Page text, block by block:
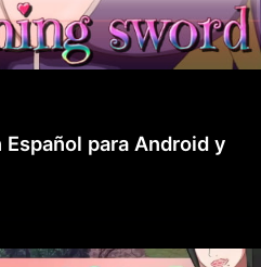
para Android y